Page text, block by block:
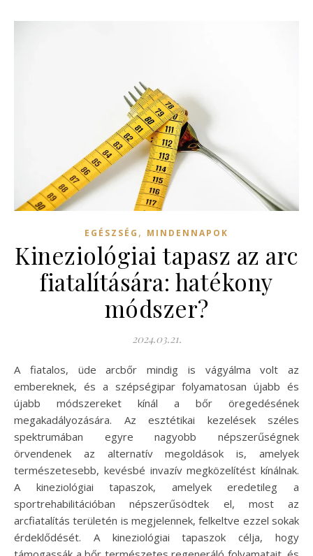
EGÉSZSÉG , MINDENNAPOK
Kineziológiai tapasz az arc
fiatalítására: hatékony
módszer?
2024.03.21.
A fiatalos, üde arcbőr mindig is vágyálma volt az
embereknek, és a szépségipar folyamatosan újabb és
újabb módszereket kínál a bőr öregedésének
megakadályozására. Az esztétikai kezelések széles
spektrumában egyre nagyobb népszerűségnek
örvendenek az alternatív megoldások is, amelyek
természetesebb, kevésbé invazív megközelítést kínálnak.
A kineziológiai tapaszok, amelyek eredetileg a
sportrehabilitációban népszerűsödtek el, most az
arcfiatalítás területén is megjelennek, felkeltve ezzel sokak
érdeklődését. A kineziológiai tapaszok célja, hogy